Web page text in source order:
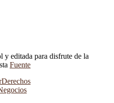
y editada para disfrute de la
Fuente
Derechos